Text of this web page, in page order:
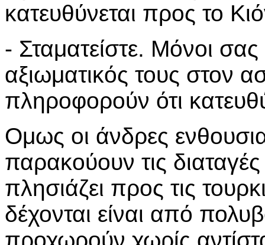
κατευθύνεται προς το
- Σταματείστε. Μόνοι
αξιωματικός τους στον
πληροφορούν ότι
Ομως οι άνδρες
παρακούουν τις
πλησιάζει προς τις
δέχονται είναι από
προχωρούν χωρίς